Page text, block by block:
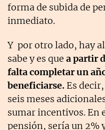
forma de subida de
inmediato.
Y por otro lado, hay
sabe y es que a partir
falta completar un
beneficiarse. Es
seis meses
sumar incentivos. En
pensión, sería un 2%